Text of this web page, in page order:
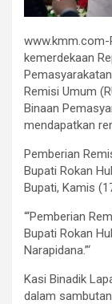
www.kmm.com-
kemerdekaan
Remisi Umum
Binaan
mendapatkan
Pemberian
Bupati Rokan
Bupati, Kamis
“‘Pemberian
Bupati Rokan
Narapidana.”‘
Kasi Binadik
dalam